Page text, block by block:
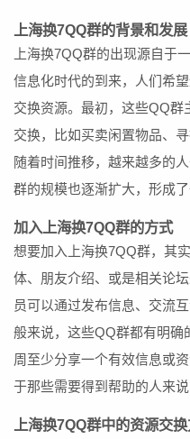
上海换7QQ群的背景和发展
上海换7QQ群的出现源自于
信息化时代的到来，人们希
交换资源。最初，这些QQ群
交换，比如买卖闲置物品、
随着时间推移，越来越多的
群的规模也逐渐扩大，形成
加入上海换7QQ群的方式
想要加入上海换7QQ群，其
体、朋友介绍、或是相关论
员可以通过发布信息、交流
般来说，这些QQ群都有明确
周至少分享一个有效信息或
于那些需要得到帮助的人来
上海换7QQ群中的资源交